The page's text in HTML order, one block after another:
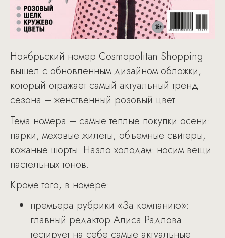
Ноябрьский номер Cosmopolitan Shopping
вышел с обновленным дизайном обложки,
который отражает самый актуальный тренд
сезона – женственный розовый цвет.
Тема номера – самые теплые покупки осени:
парки, меховые жилеты, объемные свитеры,
кожаные шорты. Назло холодам: носим вещи
пастельных тонов.
Кроме того, в номере:
премьера рубрики «За компанию»:
главный редактор Алиса Радлова
тестирует на себе самые актуальные